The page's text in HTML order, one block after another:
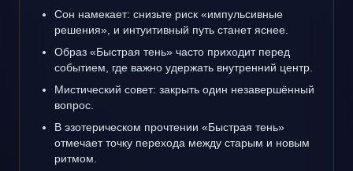
Сон намекает: снизьте риск «импульсивные
решения», и интуитивный путь станет яснее.
Образ «Быстрая тень» часто приходит перед
событием, где важно удержать внутренний центр.
Мистический совет: закрыть один незавершённый
вопрос.
В эзотерическом прочтении «Быстрая тень»
отмечает точку перехода между старым и новым
ритмом.